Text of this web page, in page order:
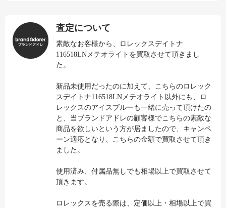
査定について
素敵なお客様から、ロレックスデイトナ
116518LNメテオライトを買取させて頂きまし
た。
新品未使用だったのに加えて、こちらのロレック
スデイトナ116518LNメテオライト以外にも、ロ
レックスのアイスブルーも一緒に売って頂けたの
と、当ブランドアドレの顧客様でこちらの素敵な
商品を欲しいという方が居ましたので、キャンペ
ーン適応となり、こちらの金額で買取させて頂き
ました。
使用済み、付属品無しでも相場以上で買取させて
頂きます。
ロレックスを売る際は、定価以上・相場以上で買